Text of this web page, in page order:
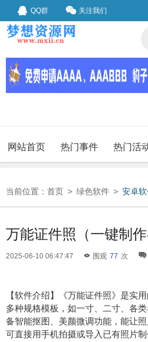
QQ群 关注我们
网站首页 热门事件 热门活
当前位置： 首页 > 绿色软件 > 安卓
万能证件照（一键制作
2025-06-10 06:47:47 围观 77 次
【软件介绍】《万能证件照》是实用
多种规格模板，如一寸、二寸、各
备智能抠图、美颜微调功能，能让
可直接用手机拍摄或导入已有照片